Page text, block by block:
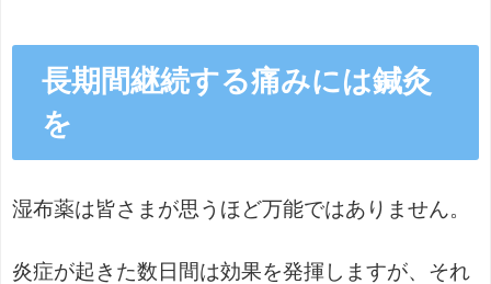
長期間継続する痛みには鍼灸
を
湿布薬は皆さまが思うほど万能ではありません。
炎症が起きた数日間は効果を発揮しますが、それ